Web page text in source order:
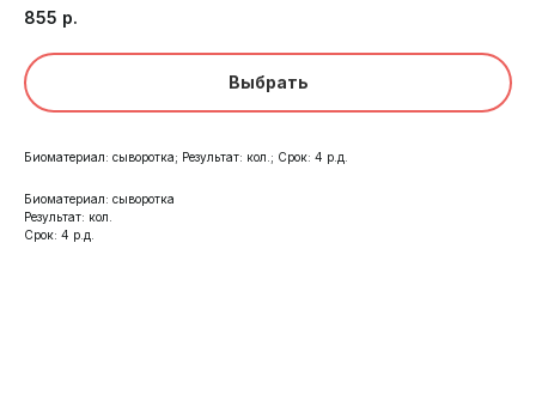
855 р.
Выбрать
Биоматериал: сыворотка; Результат: кол.; Срок: 4 р.д.
Биоматериал: сыворотка
Результат: кол.
Срок: 4 р.д.